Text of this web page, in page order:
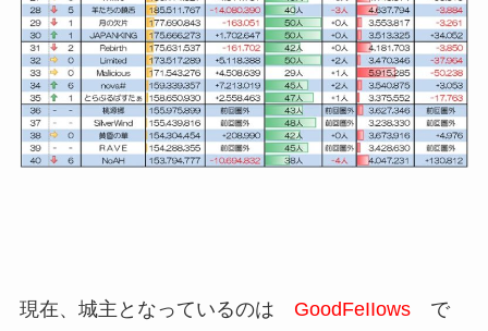
現在、城主となっているのは GoodFeIIowsで